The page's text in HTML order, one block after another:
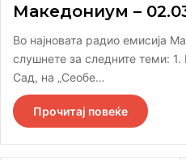
Македониум –
Во најновата радио емисија
слушнете за следните теми:
Сад, на „Сеобе…
Прочитај повеќе